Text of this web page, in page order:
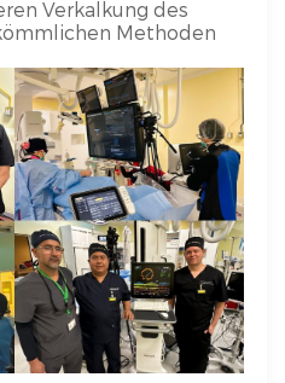
Verkalkung des
Methoden